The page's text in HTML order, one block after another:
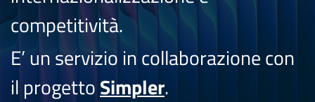
competitività.
E’ un servizio in collaborazione con
il progettoSimpler.